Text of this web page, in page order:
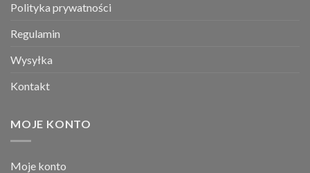
Polityka prywatności
Regulamin
Wysyłka
Kontakt
MOJE KONTO
Moje konto